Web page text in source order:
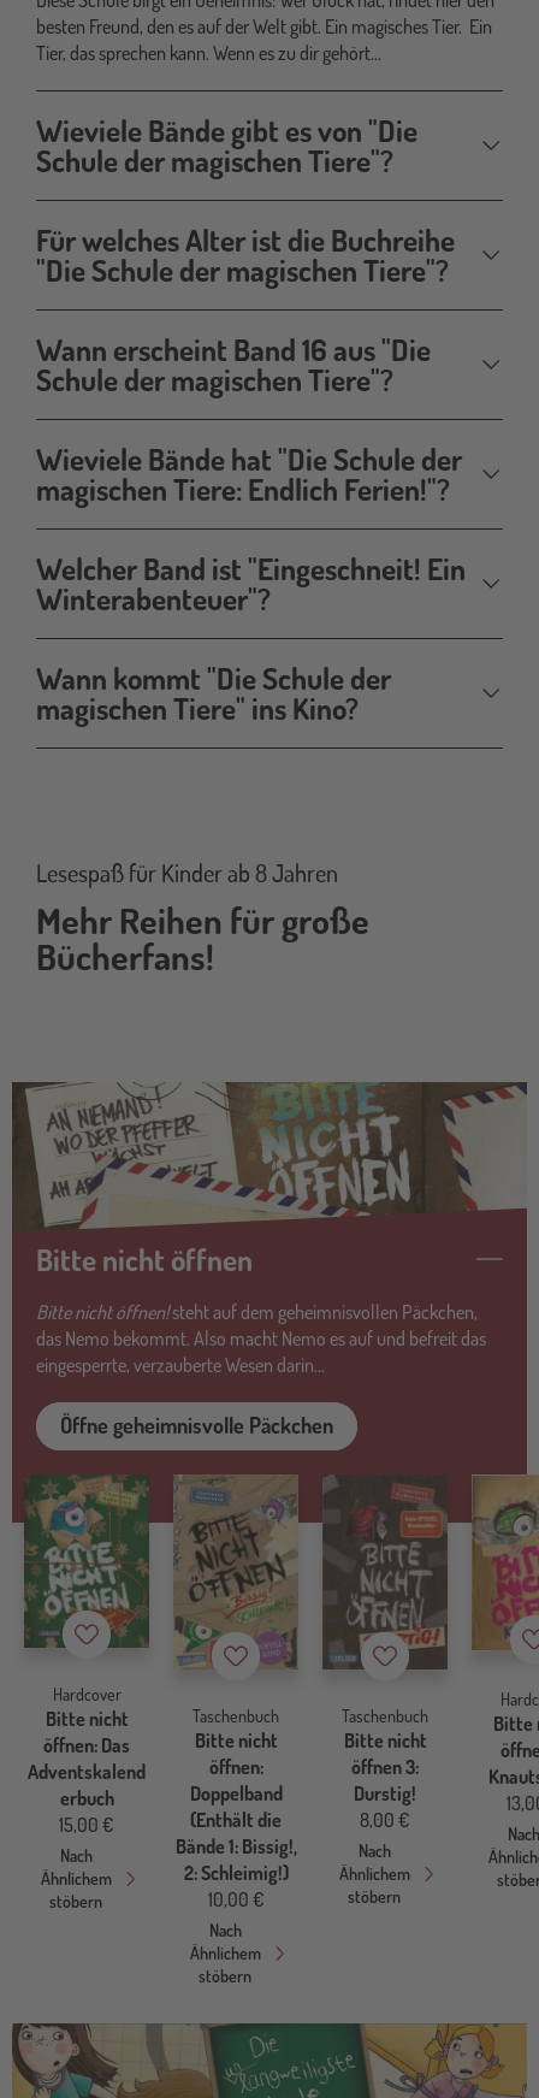
besten Freund, den es auf der Welt gibt. Ein magisches Tier. Ein
Tier, das sprechen kann. Wenn es zu dir gehört...
Wieviele Bände gibt es von "Die
Schule der magischen Tiere"?
Für welches Alter ist die Buchreihe
"Die Schule der magischen Tiere"?
Wann erscheint Band 16 aus "Die
Schule der magischen Tiere"?
Wieviele Bände hat "Die Schule der
magischen Tiere: Endlich Ferien!"?
Welcher Band ist "Eingeschneit! Ein
Winterabenteuer"?
Wann kommt "Die Schule der
magischen Tiere" ins Kino?
Lesespaß für Kinder ab 8 Jahren
Mehr Reihen für große
Bücherfans!
Bitte nicht öffnen
Bitte nicht öffnen!steht auf dem geheimnisvollen Päckchen,
das Nemo bekommt. Also macht Nemo es auf und befreit das
eingesperrte, verzauberte Wesen darin...
Öffne geheimnisvolle Päckchen
Merkzettel
Hardcover
Bitte nicht
öffnen: Das
Adventskalend
erbuch
15,00 €
Nach
Ähnlichem
stöbern
Merkzettel
Taschenbuch
Bitte nicht
öffnen:
Doppelband
(Enthält die
Bände 1: Bissig!,
2: Schleimig!)
10,00 €
Nach
Ähnlichem
stöbern
Merkzettel
Taschenbuch
Bitte nicht
öffnen 3:
Durstig!
8,00 €
Nach
Ähnlichem
stöbern
Bitte
Nach